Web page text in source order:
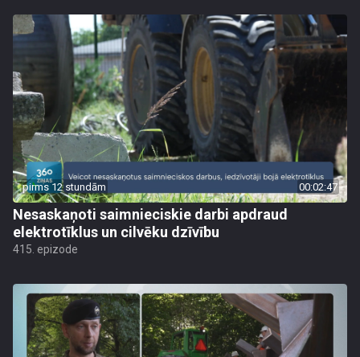
pirms 12 stundām 00:02:47
Nesaskaņoti saimnieciskie darbi apdraud
elektrotīklus un cilvēku dzīvību
415. epizode